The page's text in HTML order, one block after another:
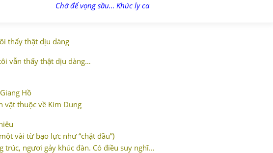
Chớ để vọng sầu… Khúc ly ca
thấy thật dịu dàng
vẫn thấy thật dịu dàng…
Hồ
vật thuộc về Kim Dung
vài từ bạo lực như “chặt đầu”)
trúc, ngươi gảy khúc đàn. Có điều suy nghĩ…